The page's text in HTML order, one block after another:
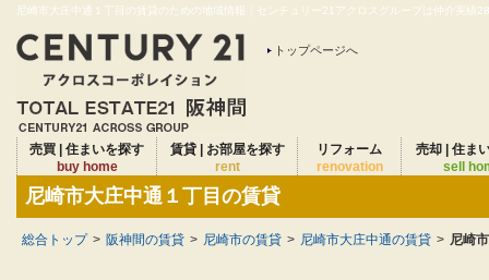
尼崎市大庄中通１丁目の賃貸のための地域情報｜センチュリー21アクロスグループは仲介実績
トップページへ
売買 | 住まいを探す
buy home
賃貸 | お部屋を探す
rent
リフォーム
renovation
売却 | 住ま
sell
尼崎市大庄中通１丁目の賃貸
総合トップ > 阪神間の賃貸 > 尼崎市の賃貸 > 尼崎市大庄中通の賃貸 > 尼崎